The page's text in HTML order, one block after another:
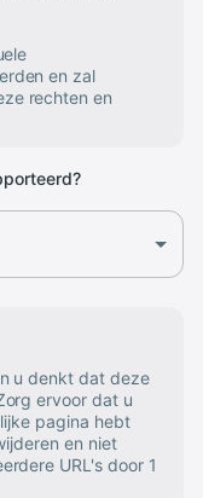
en zal
rechten en
u denkt dat deze
ervoor dat u
pagina hebt
en niet
URL's door 1